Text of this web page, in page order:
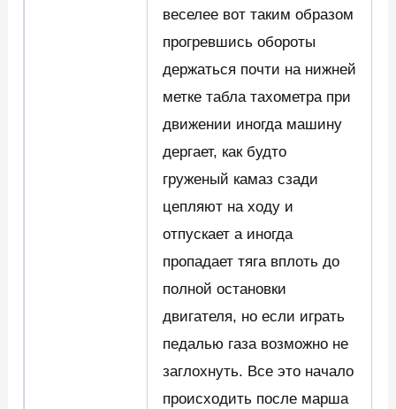
веселее вот таким образом
прогревшись обороты
держаться почти на нижней
метке табла тахометра при
движении иногда машину
дергает, как будто
груженый камаз сзади
цепляют на ходу и
отпускает а иногда
пропадает тяга вплоть до
полной остановки
двигателя, но если играть
педалью газа возможно не
заглохнуть. Все это начало
происходить после марша